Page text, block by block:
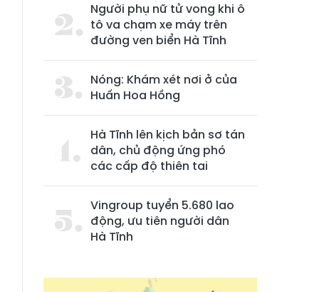
Người phụ nữ tử vong khi ô
tô va chạm xe máy trên
đường ven biển Hà Tĩnh
Nóng: Khám xét nơi ở của
Huấn Hoa Hồng
Hà Tĩnh lên kịch bản sơ tán
dân, chủ động ứng phó
các cấp độ thiên tai
Vingroup tuyển 5.680 lao
động, ưu tiên người dân
Hà Tĩnh